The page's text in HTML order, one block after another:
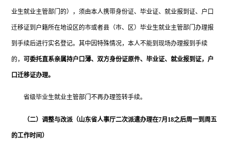
业生就业主管部门的），须由本人携带身份证、毕业证、就业报到证、户口
迁移证到户籍所在地设区的市或者县（市、区）毕业生就业主管部门办理报
到手续后进行实名登记。其中因特殊情况，本人不能到现场办理报到手续
的， 可委托直系亲属持户口薄、双方身份证原件、毕业证、就业报到证，户
口迁移证办理。
省级毕业生就业主管部门不再办理签转手续。
（二）调整与改派（山东省人事厅二次派遣办理在7月18之后周一到周五
的工作时间）